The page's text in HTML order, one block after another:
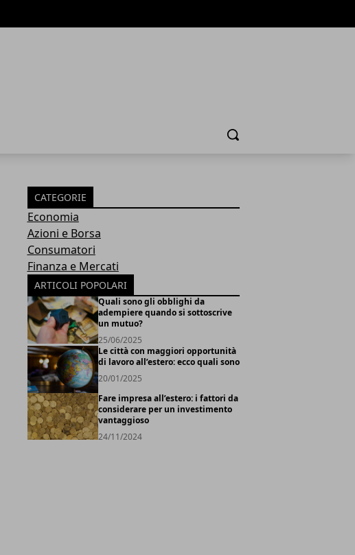
Cerca
CATEGORIE
Economia
Azioni e Borsa
Consumatori
Finanza e Mercati
ARTICOLI POPOLARI
Quali sono gli obblighi da
adempiere quando si sottoscrive
un mutuo?
25/06/2025
Le città con maggiori opportunità
di lavoro all’estero: ecco quali sono
20/01/2025
Fare impresa all’estero: i fattori da
considerare per un investimento
vantaggioso
24/11/2024